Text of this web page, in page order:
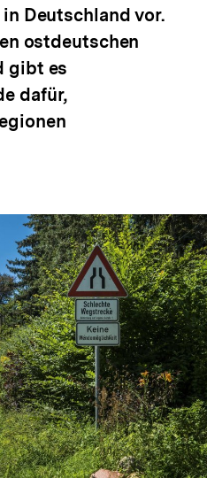
Deutschland vor.
ostdeutschen
gibt es
dafür,